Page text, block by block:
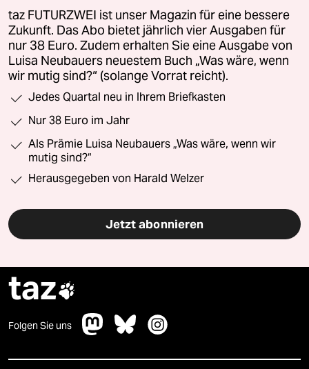
taz FUTURZWEI ist unser Magazin für eine bessere
Zukunft. Das Abo bietet jährlich vier Ausgaben für
nur 38 Euro. Zudem erhalten Sie eine Ausgabe von
Luisa Neubauers neuestem Buch „Was wäre, wenn
wir mutig sind?“ (solange Vorrat reicht).
Jedes Quartal neu in Ihrem Briefkasten
Nur 38 Euro im Jahr
Als Prämie Luisa Neubauers „Was wäre, wenn wir
mutig sind?“
Herausgegeben von Harald Welzer
Jetzt abonnieren
taz
Folgen Sie uns